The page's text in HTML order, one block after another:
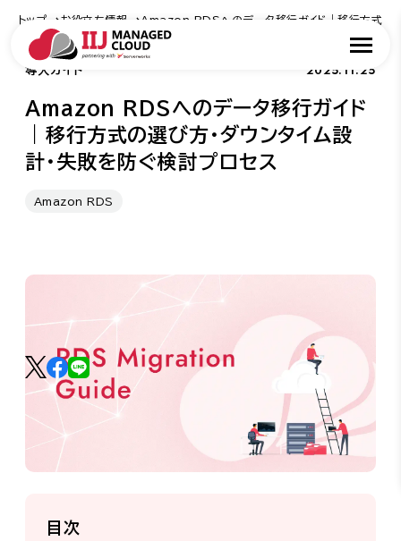
トップ お役立ち情報 Amazon RDSへのデータ移行ガイド｜移行方式の選
導入ガイド 2025.11.25
Amazon RDSへのデータ移行ガイド
｜移行方式の選び方・ダウンタイム設
計・失敗を防ぐ検討プロセス
Amazon RDS
目次